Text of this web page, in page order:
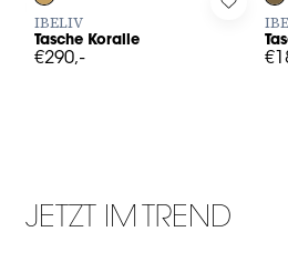
in to add Tasche Koralle to your
IBELIV
Tasche Koralle
€290,-
Log in
JETZT IM TREND